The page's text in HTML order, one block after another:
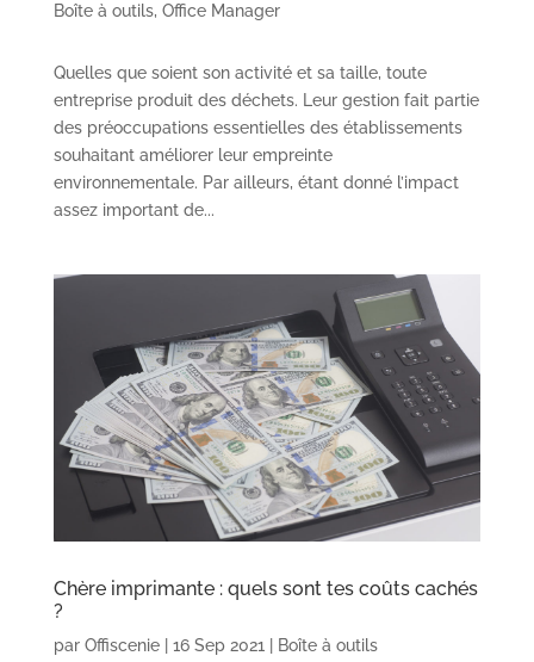
Boîte à outils, Office Manager
Quelles que soient son activité et sa taille, toute
entreprise produit des déchets. Leur gestion fait partie
des préoccupations essentielles des établissements
souhaitant améliorer leur empreinte
environnementale. Par ailleurs, étant donné l’impact
assez important de...
Chère imprimante : quels sont tes coûts cachés
?
par Offiscenie| 16 Sep 2021| Boîte à outils